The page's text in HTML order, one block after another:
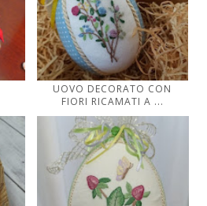
UOVO DECORATO CON
FIORI RICAMATI A ...